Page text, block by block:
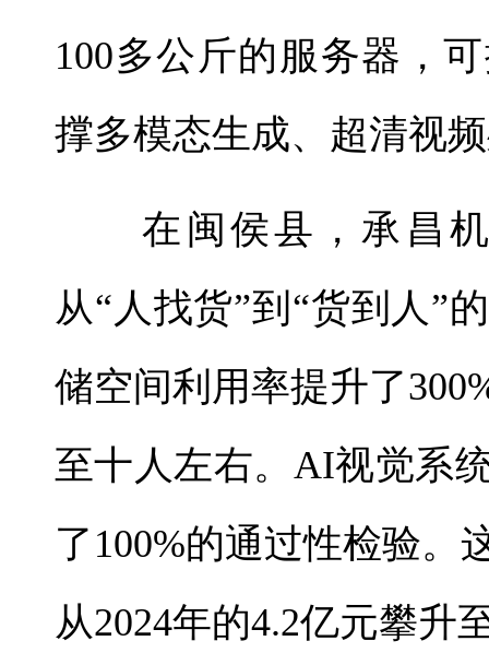
100多公斤的服务器，
撑多模态生成、超清视
在闽侯县，承昌机
从“人找货”到“货到人”
储空间利用率提升了
至十人左右。AI视觉系
了100%的通过性检验。
从2024年的4.2亿元攀升